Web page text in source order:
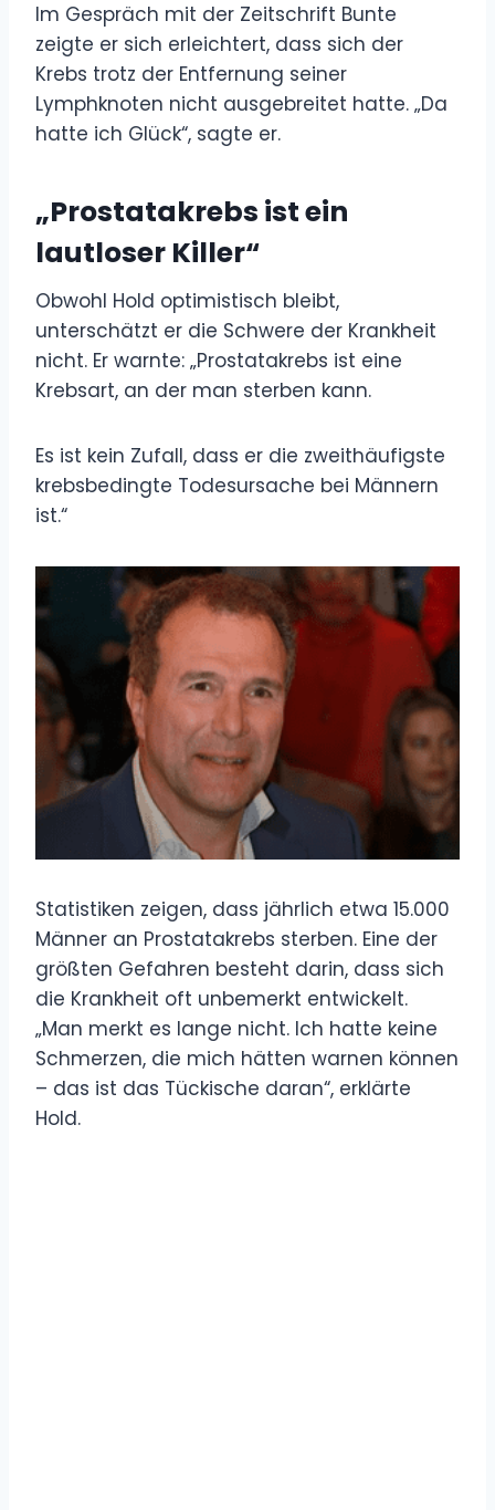
Im Gespräch mit der Zeitschrift Bunte
zeigte er sich erleichtert, dass sich der
Krebs trotz der Entfernung seiner
Lymphknoten nicht ausgebreitet hatte. „Da
hatte ich Glück“, sagte er.
„Prostatakrebs ist ein
lautloser Killer“
Obwohl Hold optimistisch bleibt,
unterschätzt er die Schwere der Krankheit
nicht. Er warnte: „Prostatakrebs ist eine
Krebsart, an der man sterben kann.
Es ist kein Zufall, dass er die zweithäufigste
krebsbedingte Todesursache bei Männern
ist.“
Statistiken zeigen, dass jährlich etwa 15.000
Männer an Prostatakrebs sterben. Eine der
größten Gefahren besteht darin, dass sich
die Krankheit oft unbemerkt entwickelt.
„Man merkt es lange nicht. Ich hatte keine
Schmerzen, die mich hätten warnen können
– das ist das Tückische daran“, erklärte
Hold.